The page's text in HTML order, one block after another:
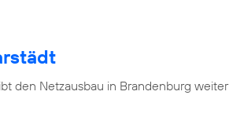
den Netzausbau in Brandenburg weiter